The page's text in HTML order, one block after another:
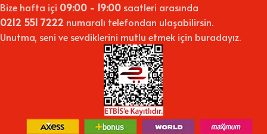
Bize hafta içi 09:00 - 19:00 saatleri arasında
0212 551 7222 numaralı telefondan ulaşabilirsin.
Unutma, seni ve sevdiklerini mutlu etmek için buradayız.